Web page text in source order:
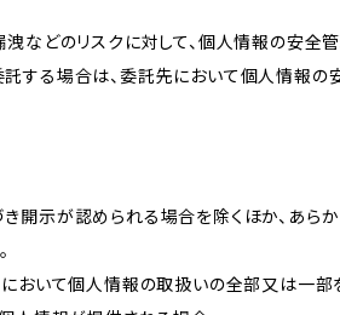
などのリスクに対して、個人情報の安全
する場合は、委託先において個人情報の
開示が認められる場合を除くほか、あ
において個人情報の取扱いの全部又は一